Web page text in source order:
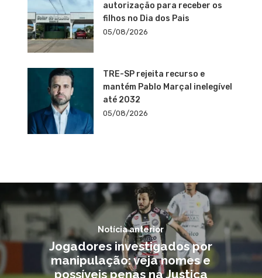
autorização para receber os
filhos no Dia dos Pais
05/08/2026
TRE-SP rejeita recurso e
mantém Pablo Marçal inelegível
até 2032
05/08/2026
Notícia anterior
Jogadores investigados por
manipulação: veja nomes e
possíveis penas na Justiça